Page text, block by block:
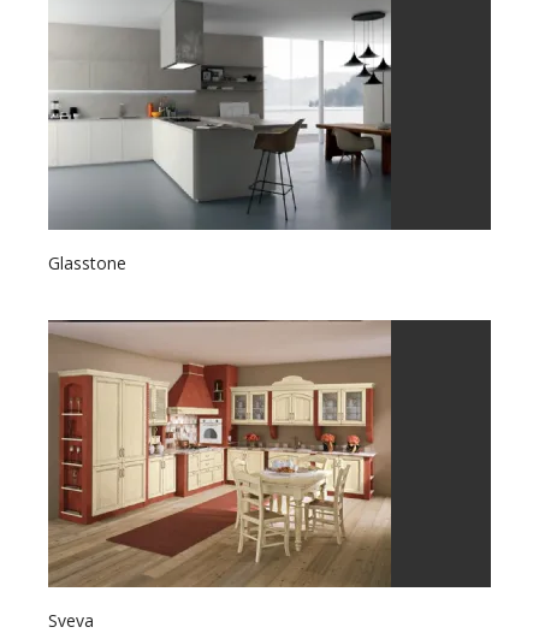
Glasstone
Sveva